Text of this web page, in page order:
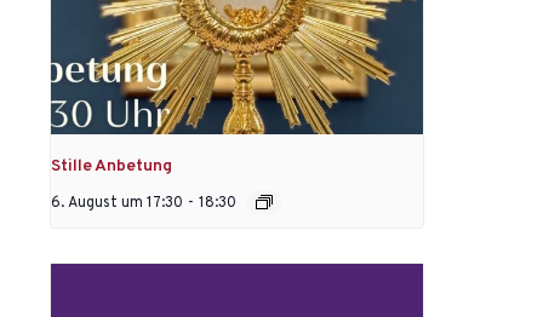
Stille Anbetung
6. August um 17:30 - 18:30